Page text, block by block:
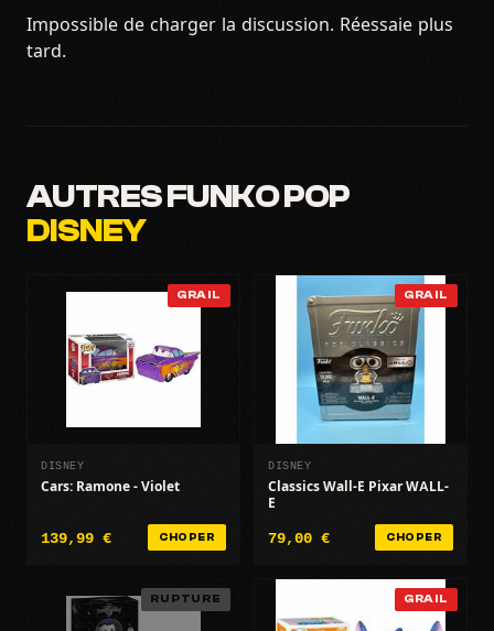
Impossible de charger la discussion. Réessaie plus
tard.
AUTRES FUNKO POP
DISNEY
GRAIL
DISNEY
Cars: Ramone - Violet
139,99 € CHOPER
GRAIL
DISNEY
Classics Wall-E Pixar WALL-
E
79,00 € CHOPER
RUPTURE GRAIL